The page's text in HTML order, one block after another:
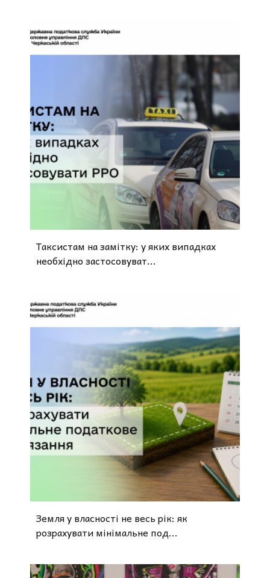
Таксистам на замітку: у яких випадках
необхідно застосовуват...
Земля у власності не весь рік: як
розрахувати мінімальне под...